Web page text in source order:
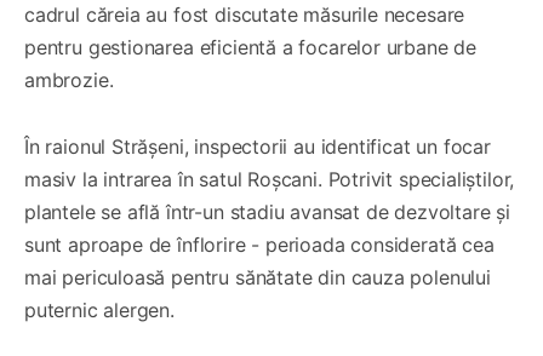
cadrul căreia au fost discutate măsurile necesare
pentru gestionarea eficientă a focarelor urbane de
ambrozie.
În raionul Strășeni, inspectorii au identificat un focar
masiv la intrarea în satul Roșcani. Potrivit specialiștilor,
plantele se află într-un stadiu avansat de dezvoltare și
sunt aproape de înflorire - perioada considerată cea
mai periculoasă pentru sănătate din cauza polenului
puternic alergen.